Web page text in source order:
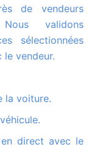
de vendeurs
Nous validons
sélectionnées
vendeur.
la voiture.